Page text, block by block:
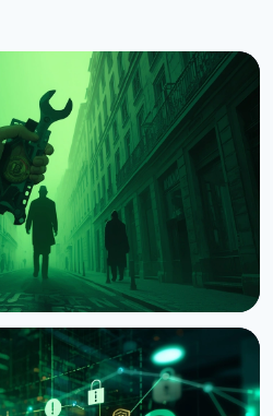
Chainalysis
за півроку